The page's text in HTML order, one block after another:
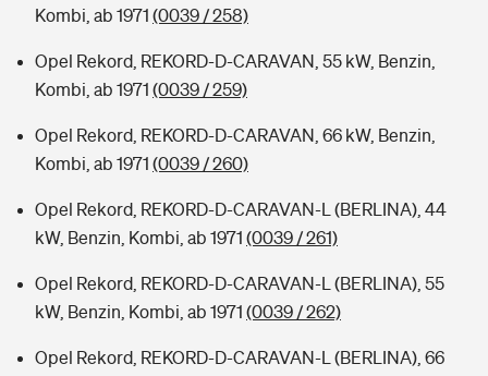
Kombi, ab 1971 (0039 / 258)
Opel Rekord, REKORD-D-CARAVAN, 55 kW, Benzin,
Kombi, ab 1971 (0039 / 259)
Opel Rekord, REKORD-D-CARAVAN, 66 kW, Benzin,
Kombi, ab 1971 (0039 / 260)
Opel Rekord, REKORD-D-CARAVAN-L (BERLINA), 44
kW, Benzin, Kombi, ab 1971 (0039 / 261)
Opel Rekord, REKORD-D-CARAVAN-L (BERLINA), 55
kW, Benzin, Kombi, ab 1971 (0039 / 262)
Opel Rekord, REKORD-D-CARAVAN-L (BERLINA), 66